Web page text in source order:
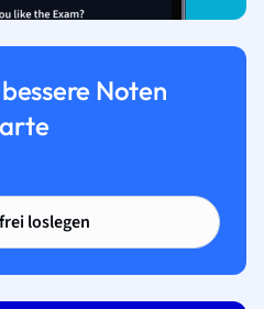
Noten
loslegen